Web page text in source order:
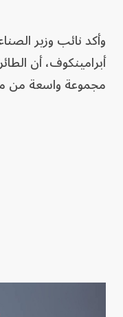
وأكد نائب وزير
أبرامينكوف، أن
مجموعة واسعة من